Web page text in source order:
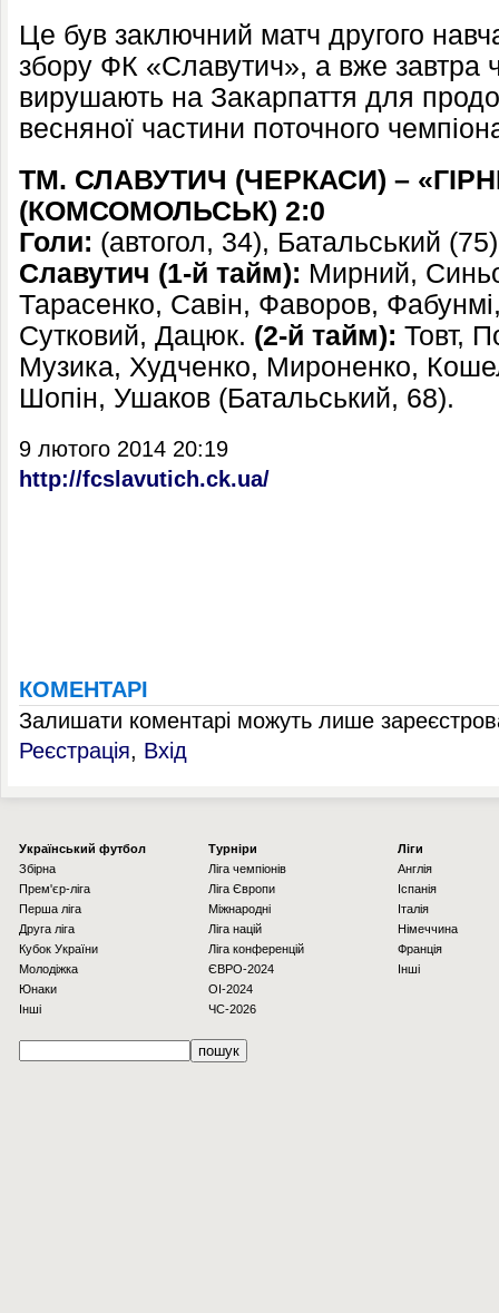
Це був заключний матч другого
збору ФК «Славутич», а вже завтра
вирушають на Закарпаття для
весняної частини поточного
ТМ. СЛАВУТИЧ (ЧЕРКАСИ) –
(КОМСОМОЛЬСЬК) 2:0
Голи: (автогол, 34), Батальський
Славутич (1-й тайм): Мирний,
Тарасенко, Савін, Фаворов,
Сутковий, Дацюк. (2-й тайм): Товт,
Музика, Худченко, Мироненко,
Шопін, Ушаков (Батальський, 68).
9 лютого 2014 20:19
http://fcslavutich.ck.ua/
КОМЕНТАРІ
Залишати коментарі можуть лише
Реєстрація, Вхід
Українcький футбол
Збірна
Прем'єр-ліга
Перша ліга
Друга ліга
Кубок України
Молодіжка
Юнаки
Інші
Турніри
Ліга чемпіонів
Ліга Європи
Міжнародні
Ліга націй
Ліга конференцій
ЄВРО-2024
OI-2024
ЧС-2026
Ліги
Англія
Іспанія
Італія
Німеччина
Франція
Інші